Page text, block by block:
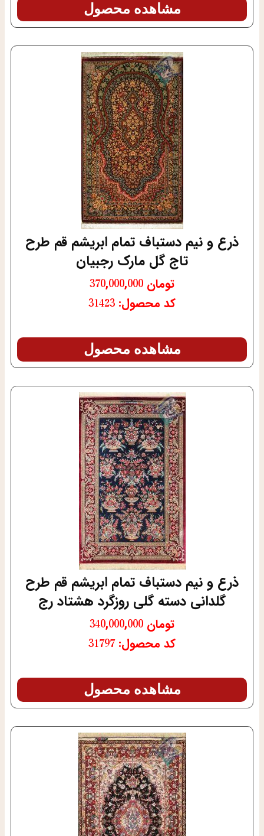
مشاهده محصول
ذرع و نیم دستباف تمام ابریشم قم طرح
تاج گل مارک رجبیان
تومان
کد محصول: 31423
مشاهده محصول
ذرع و نیم دستباف تمام ابریشم قم طرح
گلدانی دسته گلی روزگرد هشتاد رج
تومان
کد محصول: 31797
مشاهده محصول